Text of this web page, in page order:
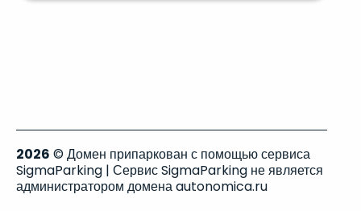
2026 © Домен припаркован с помощью сервиса
SigmaParking | Сервис SigmaParking не является
администратором домена autonomica.ru